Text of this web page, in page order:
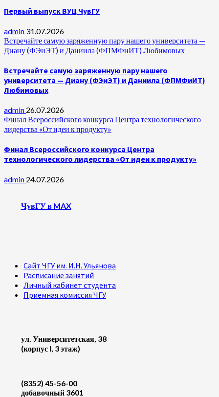
Первый выпуск ВУЦ ЧувГУ
admin 31.07.2026
Встречайте самую заряженную пару нашего университета —
Диану (ФЭиЭТ) и Даниила (ФПМФиИТ) Любимовых
Встречайте самую заряженную пару нашего
университета — Диану (ФЭиЭТ) и Даниила (ФПМФиИТ)
Любимовых
admin 26.07.2026
Финал Всероссийского конкурса Центра технологического
лидерства «От идеи к продукту»
Финал Всероссийского конкурса Центра
технологического лидерства «От идеи к продукту»
admin 24.07.2026
ЧувГУ в MAX
Сайт ЧГУ им. И.Н. Ульянова
Расписание занятий
Личный кабинет студента
Приемная комиссия ЧГУ
ул. Университетская, 38
(корпус I, 3 этаж)
(8352) 45-56-00
добавочный 3601